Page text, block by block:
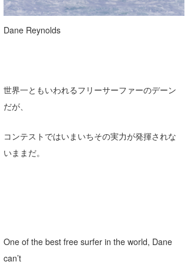
Dane Reynolds
世界一ともいわれるフリーサーファーのデーン
だが、
コンテストではいまいちその実力が発揮されな
いままだ。
One of the best free surfer in the world, Dane
can’t